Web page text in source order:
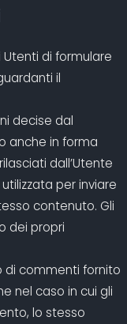
di formulare
il
decise dal
anche in forma
dall’Utente
per inviare
contenuto. Gli
dei propri
di commenti fornito
nel caso in cui gli
lo stesso